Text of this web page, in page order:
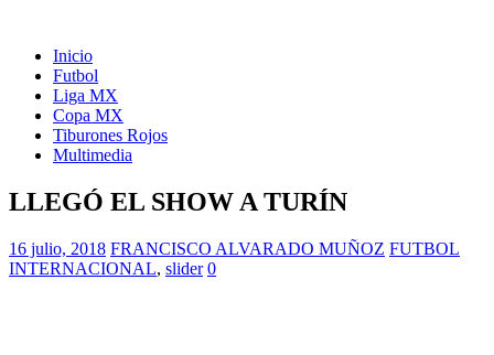
Inicio
Futbol
Liga MX
Copa MX
Tiburones Rojos
Multimedia
LLEGÓ EL SHOW A TURÍN
16 julio, 2018 FRANCISCO ALVARADO MUÑOZ FUTBOL
INTERNACIONAL, slider 0